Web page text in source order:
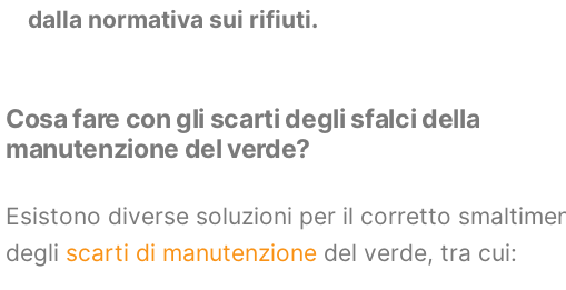
dalla normativa sui rifiuti.
Cosa fare con gli scarti degli sfalci della
manutenzione del verde?
Esistono diverse soluzioni per il corretto
degli scarti di manutenzione del verde, tra cui: